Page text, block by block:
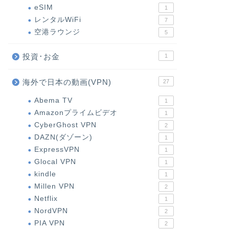
eSIM 1
レンタルWiFi 7
空港ラウンジ 5
投資･お金 1
海外で日本の動画(VPN) 27
Abema TV 1
Amazonプライムビデオ 1
CyberGhost VPN 2
DAZN(ダゾーン) 1
ExpressVPN 1
Glocal VPN 1
kindle 1
Millen VPN 2
Netflix 1
NordVPN 2
PIA VPN 2